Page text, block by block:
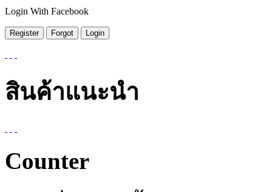
Login With Facebook
สินค้าแนะนำ
Counter